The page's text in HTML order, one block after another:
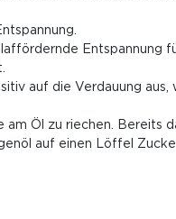
Entspannung
auf die Verdauung aus,
am Öl zu riechen. Bereits
auf einen Löffel